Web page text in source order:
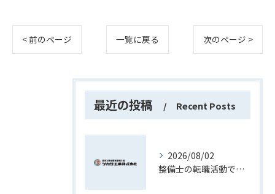
< 前のページ 一覧に戻る 次のページ >
最近の投稿 Recent Posts
2026/08/02
整備士の転職活動で資格や経験を最大限活かす現実的な進め方ガイド